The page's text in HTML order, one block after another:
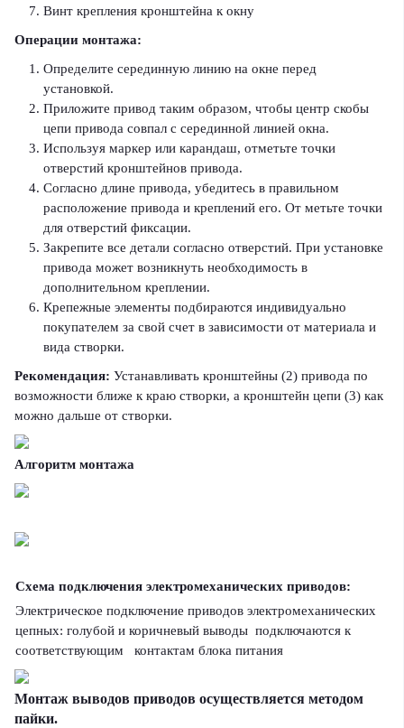
Винт крепления кронштейна к окну
Операции монтажа:
Определите серединную линию на окне перед
установкой.
Приложите привод таким образом, чтобы центр скобы
цепи привода совпал с серединной линией окна.
Используя маркер или карандаш, отметьте точки
отверстий кронштейнов привода.
Согласно длине привода, убедитесь в правильном
расположение привода и креплений его. От метьте точки
для отверстий фиксации.
Закрепите все детали согласно отверстий. При установке
привода может возникнуть необходимость в
дополнительном креплении.
Крепежные элементы подбираются индивидуально
покупателем за свой счет в зависимости от материала и
вида створки.
Рекомендация: Устанавливать кронштейны (2) привода по
возможности ближе к краю створки, а кронштейн цепи (3) как
можно дальше от створки.
Алгоритм монтажа
Схема подключения электромеханических приводов:
Электрическое подключение приводов электромеханических
цепных: голубой и коричневый выводы подключаются к
соответствующим контактам блока питания
Монтаж выводов приводов осуществляется методом
пайки.